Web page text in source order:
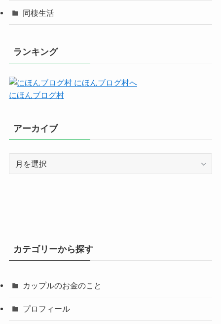
同棲生活
ランキング
にほんブログ村
アーカイブ
カテゴリーから探す
カップルのお金のこと
プロフィール